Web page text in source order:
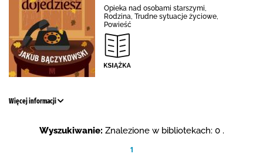
Opieka nad osobami starszymi,
Rodzina, Trudne sytuacje życiowe,
Powieść
Więcej informacji
Wyszukiwanie: Znalezione w bibliotekach: 0 .
1